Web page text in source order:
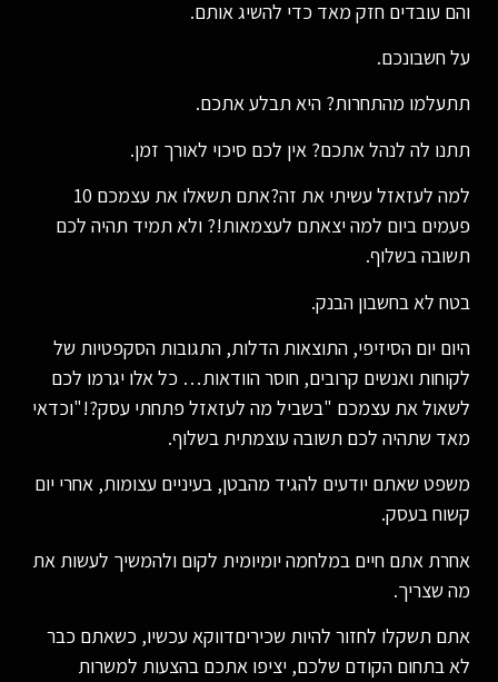
והם עובדים חזק מאד כדי להשיג אותם.
על חשבונכם.
תתעלמו מהתחרות? היא תבלע אתכם.
תתנו לה לנהל אתכם? אין לכם סיכוי לאורך זמן.
למה לעזאזל עשיתי את זה?אתם תשאלו את עצמכם 10
פעמים ביום למה יצאתם לעצמאות!? ולא תמיד תהיה לכם
תשובה בשלוף.
בטח לא בחשבון הבנק.
היום יום הסיזיפי, התוצאות הדלות, התגובות הסקפטיות של
לקוחות ואנשים קרובים, חוסר הוודאות… כל אלו יגרמו לכם
לשאול את עצמכם "בשביל מה לעזאזל פתחתי עסק?!"וכדאי
מאד שתהיה לכם תשובה עוצמתית בשלוף.
משפט שאתם יודעים להגיד מהבטן, בעיניים עצומות, אחרי יום
קשוח בעסק.
אחרת אתם חיים במלחמה יומיומית לקום ולהמשיך לעשות את
מה שצריך.
אתם תשקלו לחזור להיות שכיריםדווקא עכשיו, כשאתם כבר
לא בתחום הקודם שלכם, יציפו אתכם בהצעות למשרות